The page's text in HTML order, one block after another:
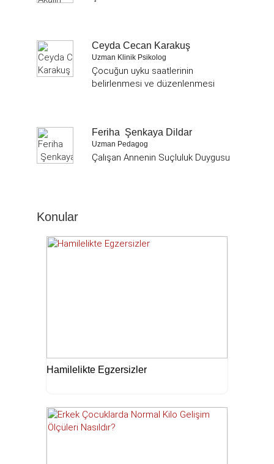
Ceyda Cecan Karakuş
Uzman Klinik Psikolog
Çocuğun uyku saatlerinin
belirlenmesi ve düzenlenmesi
Feriha Şenkaya Dildar
Uzman Pedagog
Çalışan Annenin Suçluluk Duygusu
Konular
Hamilelikte Egzersizler